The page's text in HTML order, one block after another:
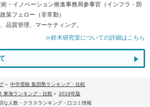
・イノベーション推進事務局参事官（インフラ・防
策フェロー（非常勤）
品質管理、マーケティング。
≫鈴木研究室についての詳細はこちら
中学受験 集団塾ランキング・比較
東海ランキング・比較
2019年版
な人数・クラスランキング・口コミ情報